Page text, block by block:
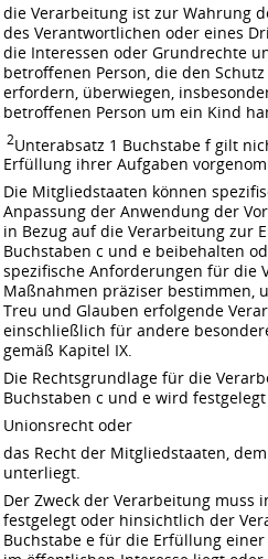
die Verarbeitung ist zur Wahrung
des Verantwortlichen oder eines
die Interessen oder Grundrechte
betroffenen Person, die den
erfordern, überwiegen,
betroffenen Person um ein Kind
2Unterabsatz 1 Buchstabe f gilt
Erfüllung ihrer Aufgaben
Die Mitgliedstaaten können
Anpassung der Anwendung der
in Bezug auf die Verarbeitung zur
Buchstaben c und e beibehalten
spezifische Anforderungen für die
Maßnahmen präziser bestimmen,
Treu und Glauben erfolgende
einschließlich für andere
gemäß Kapitel IX.
Die Rechtsgrundlage für die
Buchstaben c und e wird
Unionsrecht oder
das Recht der Mitgliedstaaten,
unterliegt.
Der Zweck der Verarbeitung muss
festgelegt oder hinsichtlich der
Buchstabe e für die Erfüllung